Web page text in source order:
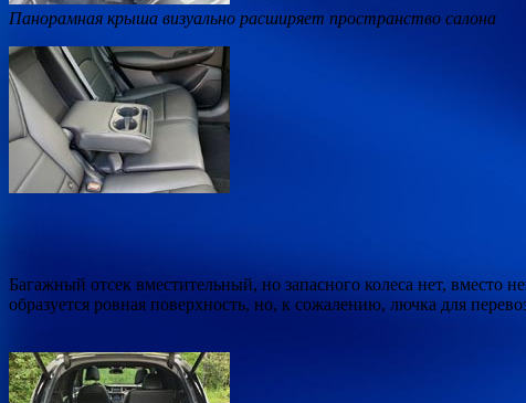
Панорамная крыша визуально расширяет пространство салона
Багажный отсек вместительный, но запасного колеса нет, вместо
образуется ровная поверхность, но, к сожалению, лючка для